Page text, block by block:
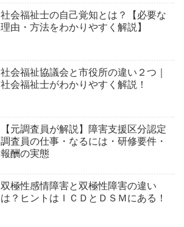
社会福祉士の自己覚知とは？【必要な
理由・方法をわかりやすく解説】
社会福祉協議会と市役所の違い２つ｜
社会福祉士がわかりやすく解説！
【元調査員が解説】障害支援区分認定
調査員の仕事・なるには・研修要件・
報酬の実態
双極性感情障害と双極性障害の違い
は？ヒントはＩＣＤとＤＳＭにある！